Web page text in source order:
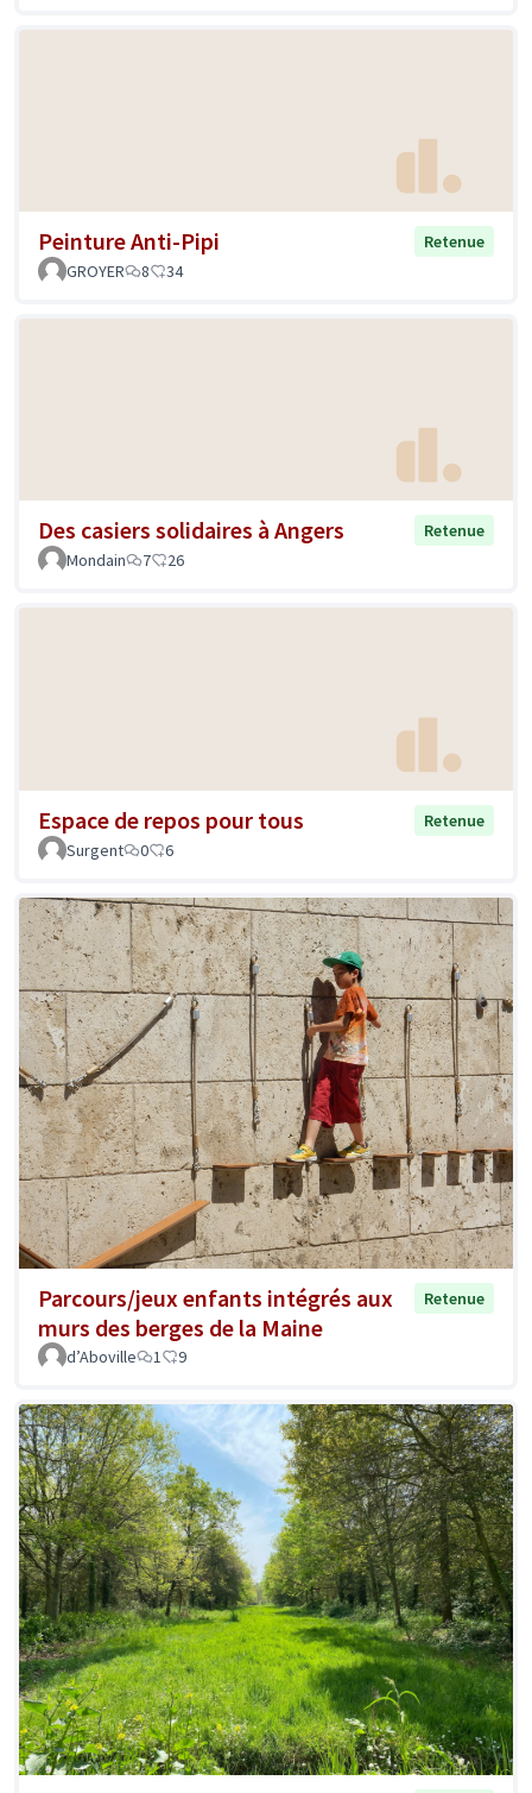
Peinture Anti-Pipi
Retenue
GROYER
8 34
Des casiers solidaires à Angers
Retenue
Mondain
7 26
Espace de repos pour tous
Retenue
Surgent
0 6
Parcours/jeux enfants intégrés aux
murs des berges de la Maine
Retenue
d’Aboville 1 9